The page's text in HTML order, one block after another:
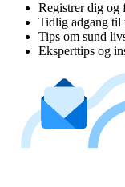
Registrer dig og
Tidlig adgang til
Tips om sund
Eksperttips og